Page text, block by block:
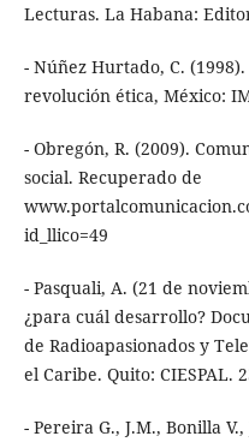
Lecturas. La Habana:
- Núñez Hurtado, C.
revolución ética, México:
- Obregón, R. (2009).
social. Recuperado de
id_llico=49
- Pasquali, A. (21 de
¿para cuál desarrollo?
de Radioapasionados y
el Caribe. Quito: CIESPAL.
- Pereira G., J.M., Bonilla